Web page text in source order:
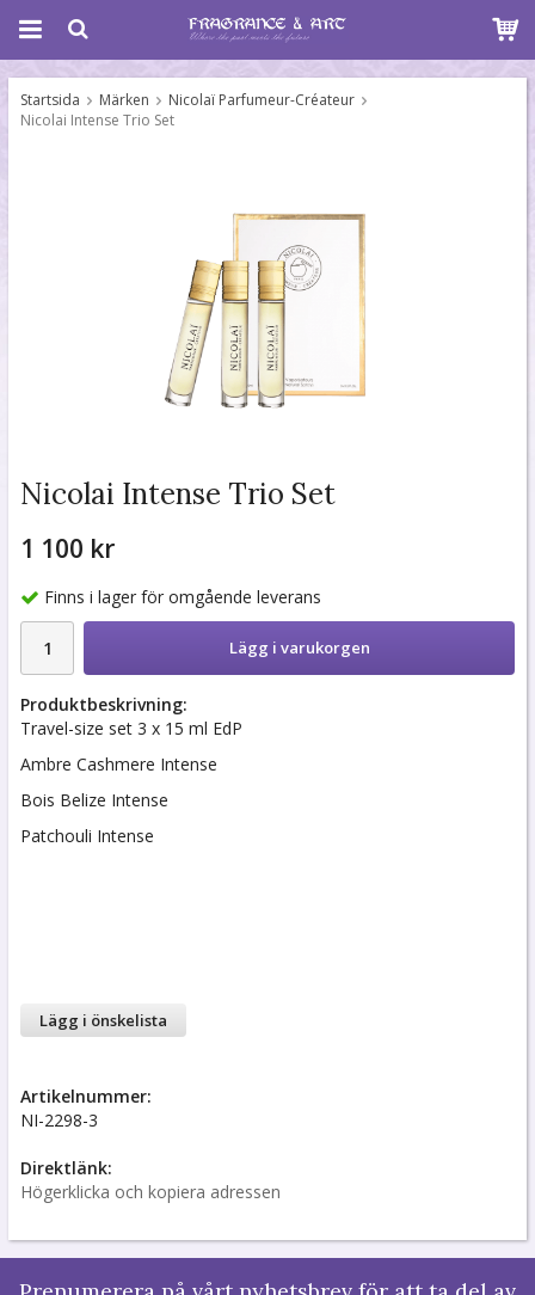
Startsida Märken
Nicolaï Parfumeur-Créateur
Nicolai Intense Trio Set
Nicolai Intense Trio Set
1 100 kr
Finns i lager för omgående leverans
Lägg i varukorgen
Produktbeskrivning:
Travel-size set 3 x 15 ml EdP
Ambre Cashmere Intense
Bois Belize Intense
Patchouli Intense
Lägg i önskelista
Artikelnummer:
NI-2298-3
Direktlänk:
Högerklicka och kopiera adressen